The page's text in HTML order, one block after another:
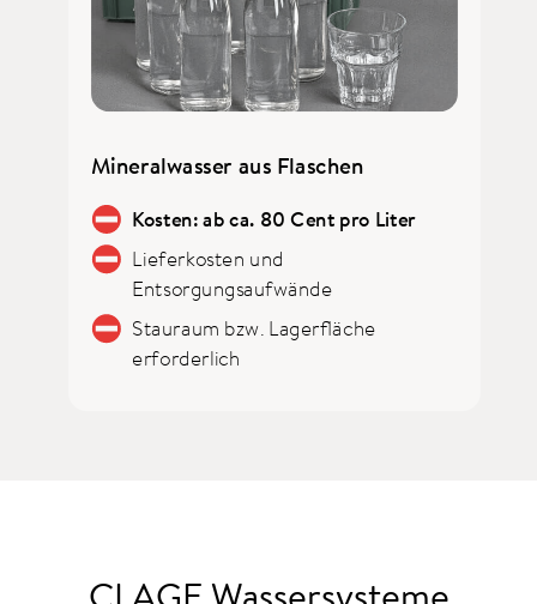
Mineralwasser aus Flaschen
Kosten: ab ca. 80 Cent pro Liter
Lieferkosten und
Entsorgungsaufwände
Stauraum bzw. Lagerfläche
erforderlich